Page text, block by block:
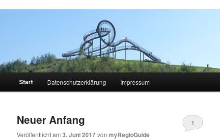
Hauptmenü
Start Datenschutzerklärung Impressum
Neuer Anfang
Veröffentlicht am3. Juni 2017vonmyRegioGuide
1